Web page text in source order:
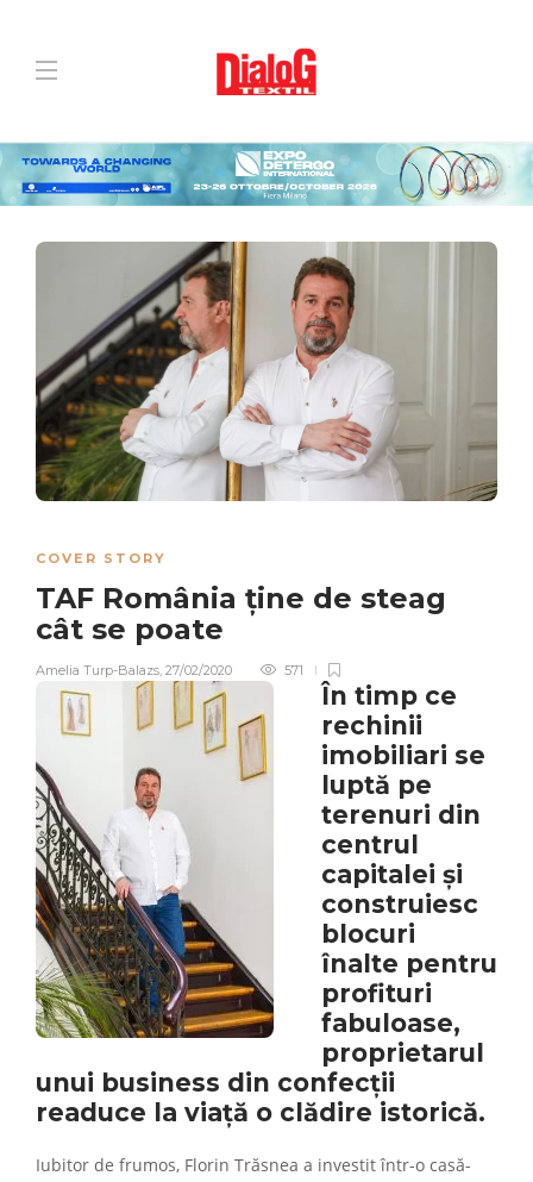
COVER STORY
TAF România ține de steag
cât se poate
Amelia Turp-Balazs, 27/02/2020 571
În timp ce
rechinii
imobiliari se
luptă pe
terenuri din
centrul
capitalei și
construiesc
blocuri
înalte pentru
profituri
fabuloase,
proprietarul
unui business din confecții
readuce la viață o clădire istorică.
Iubitor de frumos, Florin Trăsnea a investit într-o casă-